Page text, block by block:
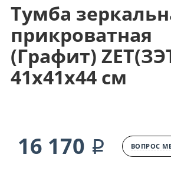
Тумба
прикроватная
(Графит)
41х41х44 см
16 170 ₽ ВОПРОС